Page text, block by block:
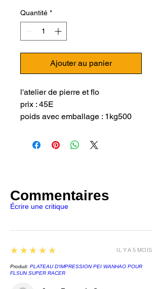
Quantité *
Ajouter au panier
l'atelier de pierre et flo
prix : 45E
poids avec emballage : 1kg500
Annonce :
La figurine fait 15cm de hauteur.
La figurine sera envoyer en 3
parti pour une meilleur protection
Commentaires
Écrire une critique
5
★★★★★
Produit: PLATEAU D'IMPRESSION PEI WANHAO POUR
FLSUN SUPER RACER
IL Y A 5 MOIS